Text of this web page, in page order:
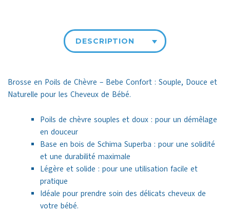
DESCRIPTION
Brosse en Poils de Chèvre – Bebe Confort : Souple, Douce et
Naturelle pour les Cheveux de Bébé.
Poils de chèvre souples et doux : pour un démêlage
en douceur
Base en bois de Schima Superba : pour une solidité
et une durabilité maximale
Légère et solide : pour une utilisation facile et
pratique
Idéale pour prendre soin des délicats cheveux de
votre bébé.